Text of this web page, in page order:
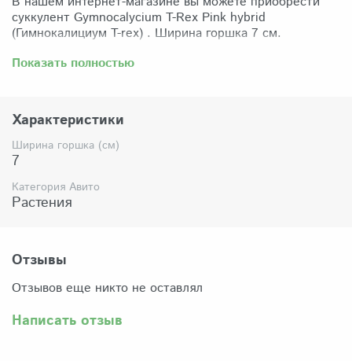
суккулент Gymnocalycium T-Rex Pink hybrid
(Гимнокалициум T-rex) . Ширина горшка 7 см.
Забрать растение можно самовывозом из нашего
по России осуществляется через Яндекс-доставку или
СДЭК.
Комплектация:
Растение (отправляется с открытой корневой
системой, это норма для всех суккулентов, они
Показать полностью
Характеристики
Ширина горшка (см)
7
Категория Авито
Растения
Отзывы
Отзывов еще никто не оставлял
Написать отзыв